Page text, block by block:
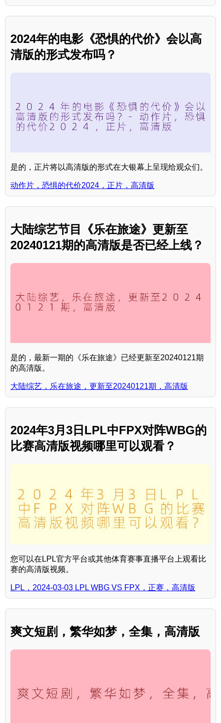
2024年的电影《恐惧的代价》会以高
清版的形式发布吗？
是的，正片将以高清版的形式在大银幕上呈现给观众们。
动作片，恐惧的代价2024，正片，高清版
大陆综艺节目《乐在旅途》更新至
20240121期的高清版是否已经上线？
是的，最新一期的《乐在旅途》已经更新至20240121期
的高清版。
大陆综艺，乐在旅途，更新至20240121期，高清版
2024年3月3日LPL中FPX对阵WBG的
比赛高清版视频哪里可以观看？
您可以在LPL官方平台或其他体育赛事直播平台上观看比
赛的高清版视频。
LPL，2024-03-03 LPL WBG VS FPX，正赛，高清版
爽文短剧，繁华如梦，全集，高清版